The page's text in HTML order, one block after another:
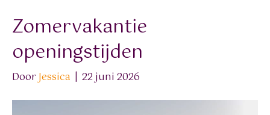
Zomervakantie
openingstijden
DoorJessica | 22 juni 2026